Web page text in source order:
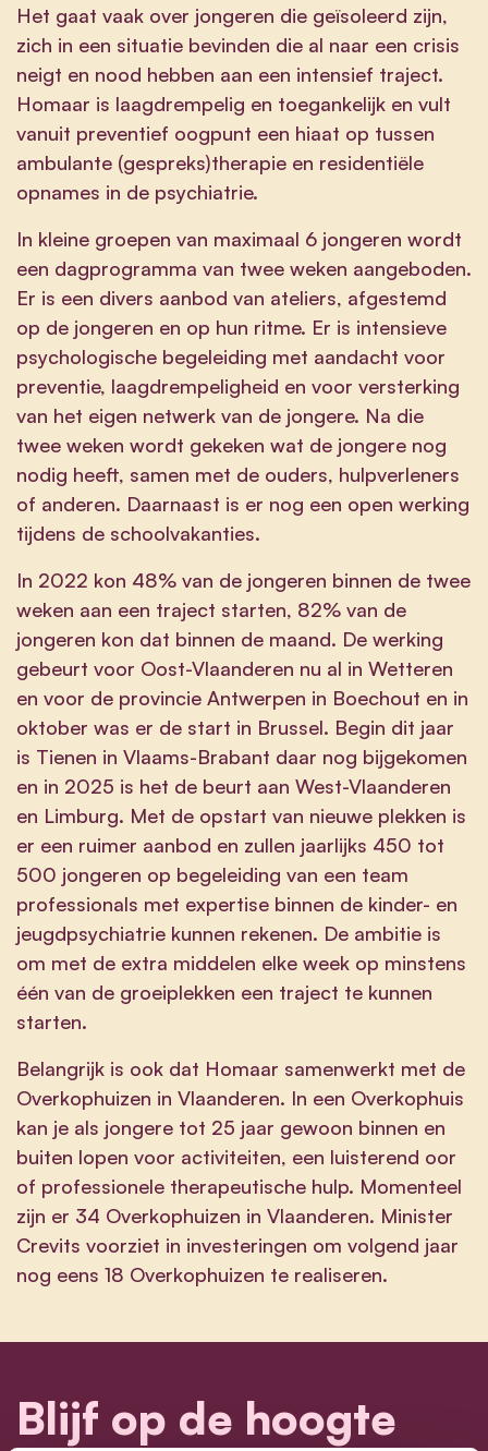
Het gaat vaak over jongeren die geïsoleerd zijn,
zich in een situatie bevinden die al naar een crisis
neigt en nood hebben aan een intensief traject.
Homaar is laagdrempelig en toegankelijk en vult
vanuit preventief oogpunt een hiaat op tussen
ambulante (gespreks)therapie en residentiële
opnames in de psychiatrie.
In kleine groepen van maximaal 6 jongeren wordt
een dagprogramma van twee weken aangeboden.
Er is een divers aanbod van ateliers, afgestemd
op de jongeren en op hun ritme. Er is intensieve
psychologische begeleiding met aandacht voor
preventie, laagdrempeligheid en voor versterking
van het eigen netwerk van de jongere. Na die
twee weken wordt gekeken wat de jongere nog
nodig heeft, samen met de ouders, hulpverleners
of anderen. Daarnaast is er nog een open werking
tijdens de schoolvakanties.
In 2022 kon 48% van de jongeren binnen de twee
weken aan een traject starten, 82% van de
jongeren kon dat binnen de maand. De werking
gebeurt voor Oost-Vlaanderen nu al in Wetteren
en voor de provincie Antwerpen in Boechout en in
oktober was er de start in Brussel. Begin dit jaar
is Tienen in Vlaams-Brabant daar nog bijgekomen
en in 2025 is het de beurt aan West-Vlaanderen
en Limburg. Met de opstart van nieuwe plekken is
er een ruimer aanbod en zullen jaarlijks 450 tot
500 jongeren op begeleiding van een team
professionals met expertise binnen de kinder- en
jeugdpsychiatrie kunnen rekenen. De ambitie is
om met de extra middelen elke week op minstens
één van de groeiplekken een traject te kunnen
starten.
Belangrijk is ook dat Homaar samenwerkt met de
Overkophuizen in Vlaanderen. In een Overkophuis
kan je als jongere tot 25 jaar gewoon binnen en
buiten lopen voor activiteiten, een luisterend oor
of professionele therapeutische hulp. Momenteel
zijn er 34 Overkophuizen in Vlaanderen. Minister
Crevits voorziet in investeringen om volgend jaar
nog eens 18 Overkophuizen te realiseren.
Blijf op de hoogte